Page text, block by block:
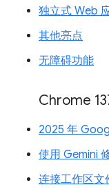
独立式 Web
其他亮点
无障碍功能
Chrome
2025 年
使用 Gemini
连接工作区文